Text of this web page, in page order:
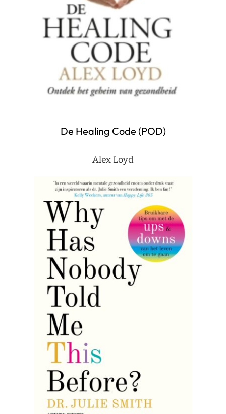
De Healing Code (POD)
Alex Loyd